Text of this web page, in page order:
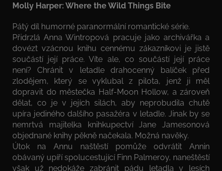
Molly Harper: Where the Wild Things Bite
Pátý díl humorné paranormální romantické série.
Přidrzlá Anna Wintropová pracuje jako archivářka a
dovézt vzácnou knihu cennému zákazníkovi je jistě
součástí její práce. Víte ale, co součástí její práce
není? Chránit v letadle drahocenný balíček před
zlodějem, který se vyklubal z pilota, jenž ji měl
dopravit do městečka Half-Moon Hollow, a zároveň
dělat, co je v jejích silách, aby neprobudila chutě
upíra jediného dalšího pasažéra v letadle. Jinak by se
nemrtvá majitelka knihkupectví Jane Jamesonová
objednané knihy pěkně načekala. Možná navěky.
Útok na Annu naštěstí pomůže odvrátit Annin
obávaný upíří spolucestující Finn Palmeroy, naneštěstí
však už nedokáže zabránit pádu letadla v lesích